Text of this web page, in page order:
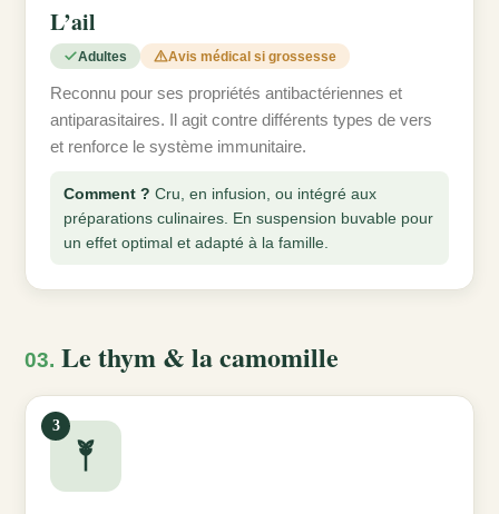
L’ail
Adultes Avis médical si grossesse
Reconnu pour ses propriétés antibactériennes et
antiparasitaires. Il agit contre différents types de vers
et renforce le système immunitaire.
Comment ? Cru, en infusion, ou intégré aux
préparations culinaires. En suspension buvable pour
un effet optimal et adapté à la famille.
03. Le thym & la camomille
3